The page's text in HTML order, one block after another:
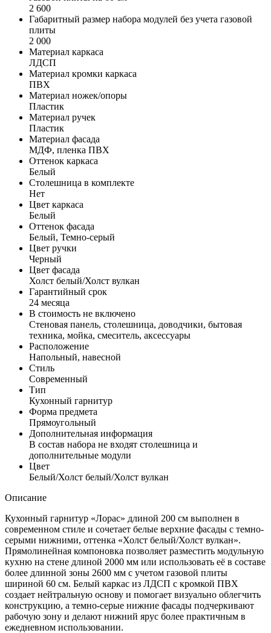
2 600
Габаритный размер набора модулей без учета газовой
плиты
2 000
Материал каркаса
ЛДСП
Материал кромки каркаса
ПВХ
Материал ножек/опоры
Пластик
Материал ручек
Пластик
Материал фасада
МДФ, пленка ПВХ
Оттенок каркаса
Белый
Столешница в комплекте
Нет
Цвет каркаса
Белый
Оттенок фасада
Белый, Темно-серый
Цвет ручки
Черный
Цвет фасада
Холст белый/Холст вулкан
Гарантийный срок
24 месяца
В стоимость не включено
Стеновая панель, столешница, доводчики, бытовая
техника, мойка, смеситель, аксессуары
Расположение
Напольный, навесной
Стиль
Современный
Тип
Кухонный гарнитур
Форма предмета
Прямоугольный
Дополнительная информация
В состав набора не входят столешница и
дополнительные модули
Цвет
Белый/Холст белый/Холст вулкан
Описание
Кухонный гарнитур «Лорас» длиной 200 см выполнен в
современном стиле и сочетает белые верхние фасады с темно-
серыми нижними, оттенка «Холст белый/Холст вулкан».
Прямолинейная компоновка позволяет разместить модульную
кухню на стене длиной 2000 мм или использовать её в составе
более длинной зоны 2600 мм с учетом газовой плиты
шириной 60 см. Белый каркас из ЛДСП с кромкой ПВХ
создает нейтральную основу и помогает визуально облегчить
конструкцию, а темно-серые нижние фасады подчеркивают
рабочую зону и делают нижний ярус более практичным в
ежедневном использовании.